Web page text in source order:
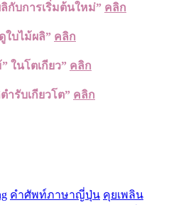
ลิกับการเริ่มต้นใหม่” คลิก
ใบไม้ผลิ” คลิก
ในโตเกียว” คลิก
รับเกียวโต” คลิก
คำศัพท์ภาษาญี่ปุ่น คุยเพลิน